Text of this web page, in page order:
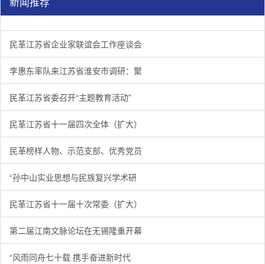
民革江苏省企业家联谊会工作座谈会在宁召开
1/3 李惠东率队来江苏省淮安市调研：聚焦民革党员之家建设管
2/3 民革江苏省委召开“主题教育活动” 领导班子民主生活会
3/3
民革江苏省企业家联谊会工作座谈会
李惠东率队来江苏省淮安市调研：聚
民革江苏省委召开“主题教育活动”
民革江苏省十一届四次全体（扩大）
民革榜样人物、示范支部、优秀党员
“孙中山实业思想与民族复兴学术研
民革江苏省十一届十次常委（扩大）
第二届江南文脉论坛在无锡隆重开幕
“风雨同舟七十载 携手奋进新时代